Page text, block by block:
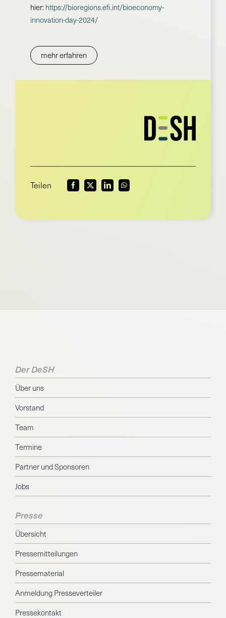
hier: https://bioregions.efi.int/bioeconomy-
innovation-day-2024/
mehr erfahren
Teilen
Der DeSH
Über uns
Vorstand
Team
Termine
Partner und Sponsoren
Jobs
Presse
Übersicht
Pressemitteilungen
Pressematerial
Anmeldung Presseverteiler
Pressekontakt